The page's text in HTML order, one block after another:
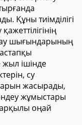
Құны тиімділігі
шығындарының
ішінде
су
жасырады,
жұмыстары
оңай